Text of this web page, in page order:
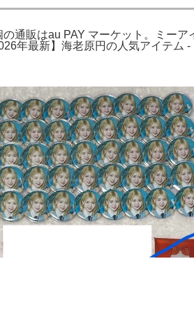
通販はau PAY マーケット。ミー
年最新】海老原円の人気アイテ